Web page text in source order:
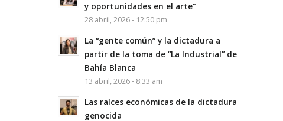
y oportunidades en el arte”
28 abril, 2026 - 12:50 pm
La “gente común” y la dictadura a
partir de la toma de “La Industrial” de
Bahía Blanca
13 abril, 2026 - 8:33 am
Las raíces económicas de la dictadura
genocida